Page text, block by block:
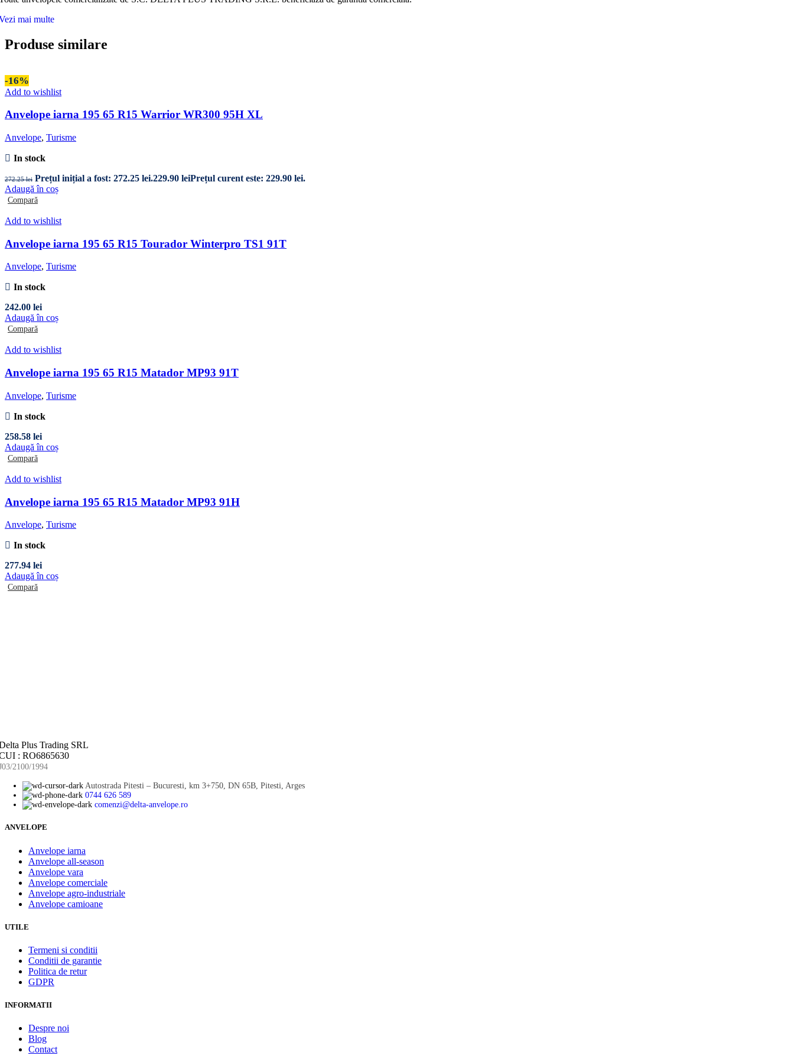
mai multe
Produse similare
-16%
Add to wishlist
Anvelope iarna 195 65 R15 Warrior WR300 95H XL
Anvelope, Turisme
In stock
272.25lei Prețul inițial a fost: 272.25 lei.229.90 leiPrețul curent este: 229.90 lei.
Adaugă în coș
Compară
Add to wishlist
Anvelope iarna 195 65 R15 Tourador Winterpro TS1 91T
Anvelope, Turisme
In stock
242.00 lei
Adaugă în coș
Compară
Add to wishlist
Anvelope iarna 195 65 R15 Matador MP93 91T
Anvelope, Turisme
In stock
258.58 lei
Adaugă în coș
Compară
Add to wishlist
Anvelope iarna 195 65 R15 Matador MP93 91H
Anvelope, Turisme
In stock
277.94 lei
Adaugă în coș
Compară
Plus Trading SRL
: RO6865630
2100/1994
Autostrada Pitesti – Bucuresti, km 3+750, DN 65B, Pitesti, Arges
0744 626 589
comenzi@delta-anvelope.ro
ANVELOPE
Anvelope iarna
Anvelope all-season
Anvelope vara
Anvelope comerciale
Anvelope agro-industriale
Anvelope camioane
UTILE
Termeni si conditii
Conditii de garantie
Politica de retur
GDPR
INFORMATII
Despre noi
Blog
Contact